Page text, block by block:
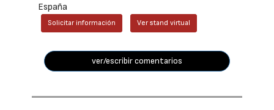
España
Solicitar información Ver stand virtual
ver/escribir comentarios